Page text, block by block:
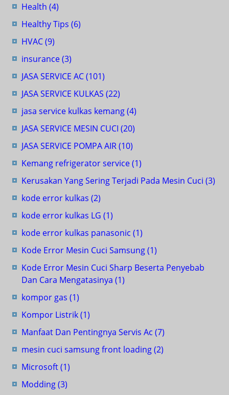
Health (4)
Healthy Tips (6)
HVAC(9)
insurance(3)
JASA SERVICE AC(101)
JASA SERVICE KULKAS (22)
jasa service kulkas kemang(4)
JASA SERVICE MESIN CUCI (20)
JASA SERVICE POMPA AIR(10)
Kemang refrigerator service(1)
Kerusakan Yang Sering Terjadi Pada Mesin Cuci (3)
kode error kulkas (2)
kode error kulkas LG (1)
kode error kulkas panasonic (1)
Kode Error Mesin Cuci Samsung(1)
Kode Error Mesin Cuci Sharp Beserta Penyebab
Dan Cara Mengatasinya (1)
kompor gas (1)
Kompor Listrik(1)
Manfaat Dan Pentingnya Servis Ac (7)
mesin cuci samsung front loading(2)
Microsoft(1)
Modding(3)